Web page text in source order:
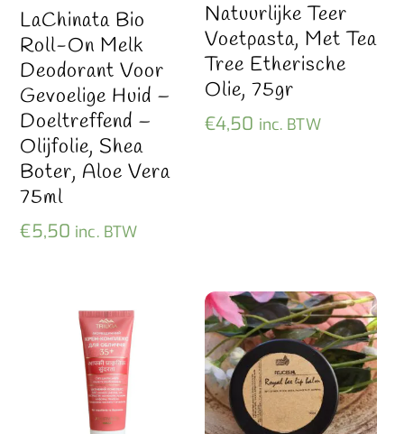
LaChinata Bio
Roll-On Melk
Deodorant Voor
Gevoelige Huid –
Doeltreffend –
Olijfolie, Shea
Boter, Aloe Vera
75ml
€5,50 inc. BTW
Natuurlijke Teer
Voetpasta, Met Tea
Tree Etherische
Olie, 75gr
€4,50 inc. BTW